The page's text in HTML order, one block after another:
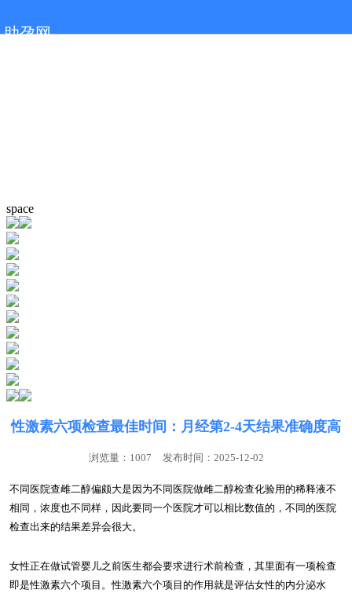
助孕网
space
性激素六项检查最佳时间：月经第2-4天结果准确度高
浏览量：1007 发布时间：2025-12-02
不同医院查雌二醇偏颇大是因为不同医院做雌二醇检查化验用的稀释液不
相同，浓度也不同样，因此要同一个医院才可以相比数值的，不同的医院
检查出来的结果差异会很大。
女性正在做试管婴儿之前医生都会要求进行术前检查，其里面有一项检查
即是性激素六个项目。性激素六个项目的作用就是评估女性的内分泌水